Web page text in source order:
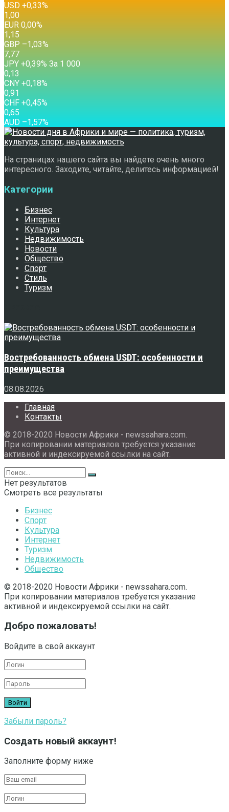
USD +0,33%
1,00
EUR 0,00%
1,15
GBP –1,03%
7,77
JPY +0,39% За 1 000
0,13
CNY +0,18%
0,91
CHF +0,45%
0,65
AUD –1,57%
На страницах нашего сайта вы найдете очень много
интересного. Заходите, читайте, делитесь информацией!
Категории
Бизнес
Интернет
Культура
Недвижимость
Новости
Общество
Спорт
Стиль
Туризм
Востребованность обмена USDT: особенности и
преимущества
08.08.2026
Главная
Контакты
© 2018-2020 Новости Африки - newssahara.com.
При копировании материалов требуется указание
активной и индексируемой ссылки на сайт.
Нет результатов
Смотреть все результаты
Бизнес
Спорт
Культура
Интернет
Туризм
Недвижимость
Общество
© 2018-2020 Новости Африки - newssahara.com.
При копировании материалов требуется указание
активной и индексируемой ссылки на сайт.
Добро пожаловать!
Войдите в свой аккаунт
Забыли пароль?
Создать новый аккаунт!
Заполните форму ниже